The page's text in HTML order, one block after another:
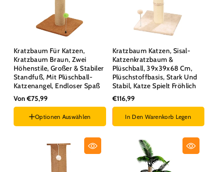
Kratzbaum Für Katzen,
Kratzbaum Braun, Zwei
Höhenstile, Großer & Stabiler
Standfuß, Mit Plüschball-
Katzenangel, Endloser Spaß
Von €75,99
Optionen Auswählen
Kratzbaum Katzen, Sisal-
Katzenkratzbaum &
Plüschball, 39x39x68 Cm,
Plüschstoffbasis, Stark Und
Stabil, Katze Spielt Fröhlich
€116,99
In Den Warenkorb Legen